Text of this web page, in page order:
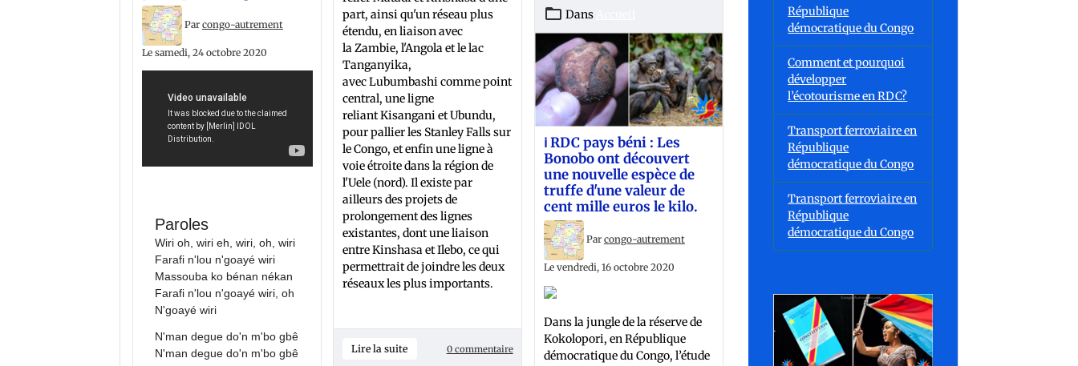
part, ainsi qu'un réseau plus
étendu, en liaison avec
la Zambie, l'Angola et le lac
Tanganyika,
avec Lubumbashi comme point
central, une ligne
reliant Kisangani et Ubundu,
pour pallier les Stanley Falls sur
le Congo, et enfin une ligne à
voie étroite dans la région de
l'Uele (nord). Il existe par
ailleurs des projets de
prolongement des lignes
existantes, dont une liaison
entre Kinshasa et Ilebo, ce qui
permettrait de joindre les deux
réseaux les plus importants.
Lire la suite 0 commentaire
Par congo-autrement
Le samedi, 24 octobre 2020
Paroles
Wiri oh, wiri eh, wiri, oh, wiri
Farafi n'lou n'goayé wiri
Massouba ko bénan nékan
Farafi n'lou n'goayé wiri, oh
N'goayé wiri
N'man degue do'n m'bo gbê
N'man degue do'n m'bo gbê
Dans
ℹ️ RDC pays béni : Les
Bonobo ont découvert
une nouvelle espèce de
truffe d'une valeur de
cent mille euros le kilo.
Par congo-autrement
Le vendredi, 16 octobre 2020
Dans la jungle de la réserve de
Kokolopori, en République
démocratique du Congo, l’étude
République
démocratique du Congo
Comment et pourquoi
développer
l’écotourisme en RDC?
Transport ferroviaire en
République
démocratique du Congo
Transport ferroviaire en
République
démocratique du Congo